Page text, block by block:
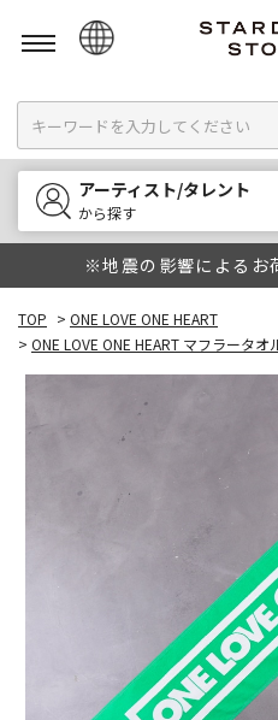
English
한국어
中文
アーティスト/タレント
から探す
※地震の影響によるお
TOP > ONE LOVE ONE HEART
> ONE LOVE ONE HEART マフラータオ